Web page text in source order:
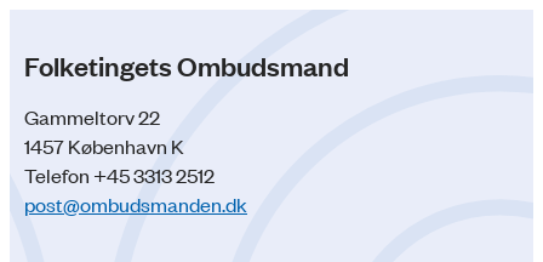
Folketingets Ombudsmand
Gammeltorv 22
1457 København K
Telefon +45 3313 2512
post@ombudsmanden.dk